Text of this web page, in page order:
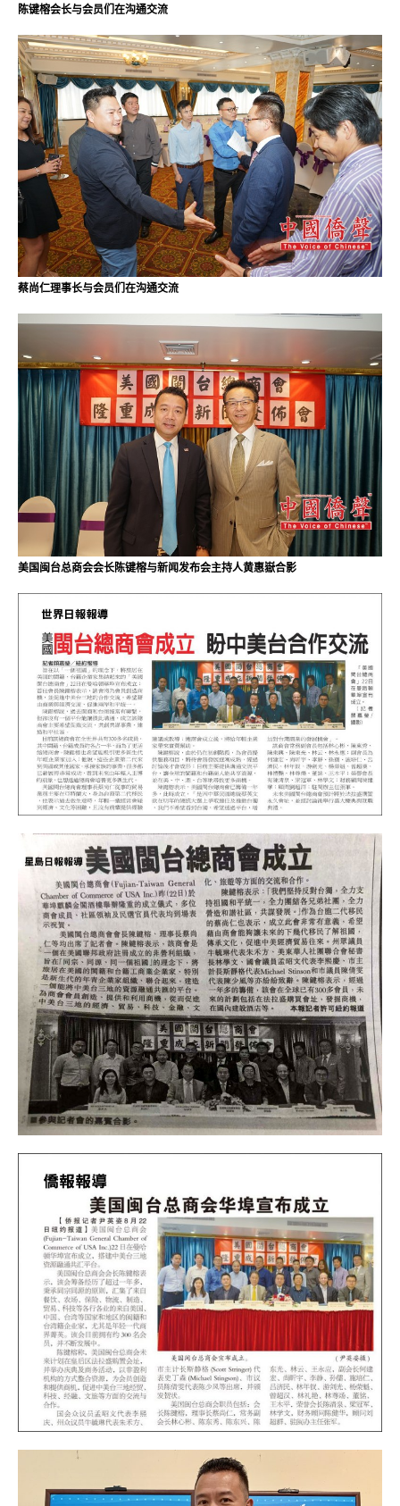
陈键榕会长与会员们在沟通交流
蔡尚仁理事长与会员们在沟通交流
美国闽台总商会会长陈键榕与新闻发布会主持人黄惠嶽合影